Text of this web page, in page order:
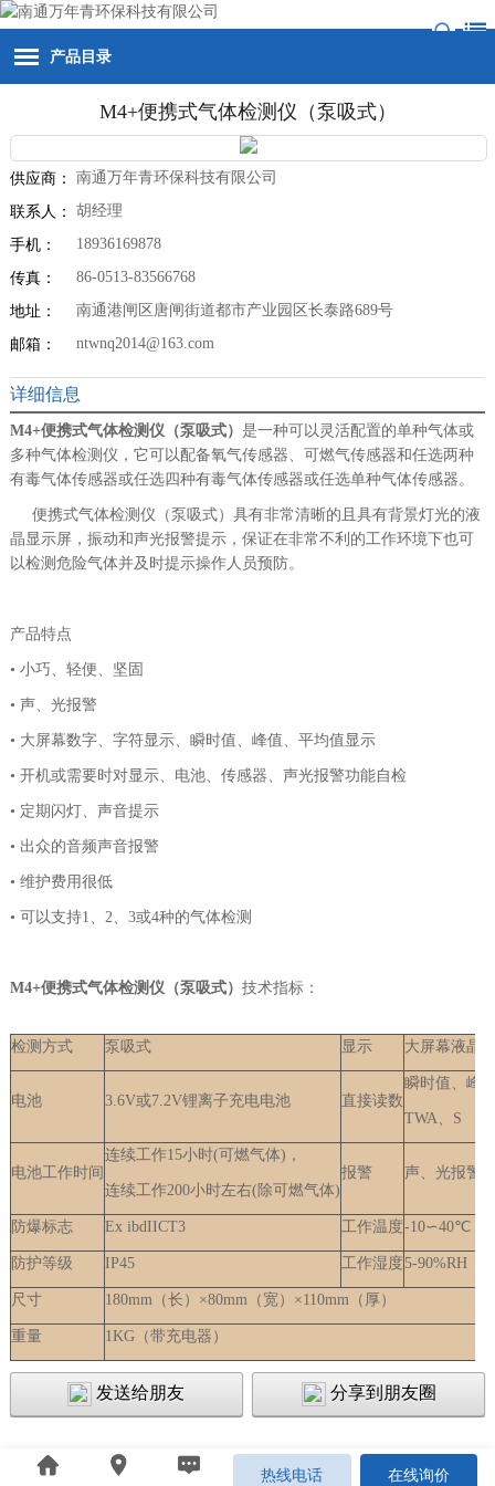
产品目录
M4+便携式气体检测仪（泵吸式）
供应商： 南通万年青环保科技有限公司
联系人： 胡经理
手机： 18936169878
传真： 86-0513-83566768
地址： 南通港闸区唐闸街道都市产业园区长泰路689号
邮箱： ntwnq2014@163.com
详细信息
M4+便携式气体检测仪（泵吸式） 是一种可以灵活配置的单种气体或
多种气体检测仪，它可以配备氧气传感器、可燃气传感器和任选两种
有毒气体传感器或任选四种有毒气体传感器或任选单种气体传感器。
便携式气体检测仪（泵吸式）具有非常清晰的且具有背景灯光的液
晶显示屏，振动和声光报警提示，保证在非常不利的工作环境下也可
以检测危险气体并及时提示操作人员预防。
产品特点
• 小巧、轻便、坚固
• 声、光报警
• 大屏幕数字、字符显示、瞬时值、峰值、平均值显示
• 开机或需要时对显示、电池、传感器、声光报警功能自检
• 定期闪灯、声音提示
• 出众的音频声音报警
• 维护费用很低
• 可以支持1、2、3或4种的气体检测
M4+便携式气体检测仪（泵吸式） 技术指标：
检测方式 泵吸式 显示 大屏幕液晶
电池 3.6V或7.2V锂离子充电电池 直接读数
瞬时值、峰
TWA、S
电池工作时间
连续工作15小时(可燃气体)，
连续工作200小时左右(除可燃气体)
报警 声、光报警
防爆标志 Ex ibdIICT3 工作温度-10∽40℃
防护等级 IP45 工作湿度 5-90%RH
尺寸 180mm（长）×80mm（宽）×110mm（厚）
重量 1KG（带充电器）
发送给朋友 分享到朋友圈
热线电话 在线询价